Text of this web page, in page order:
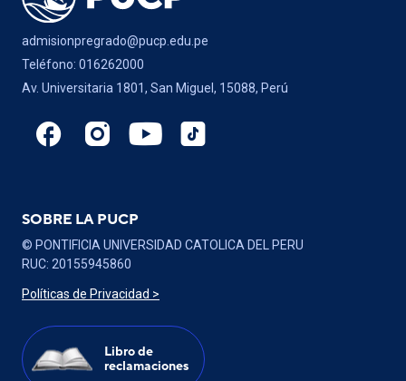
admisionpregrado@pucp.edu.pe
Teléfono: 016262000
Av. Universitaria 1801, San Miguel, 15088, Perú
SOBRE LA PUCP
© PONTIFICIA UNIVERSIDAD CATOLICA DEL PERU
RUC: 20155945860
Políticas de Privacidad >
Libro de
reclamaciones